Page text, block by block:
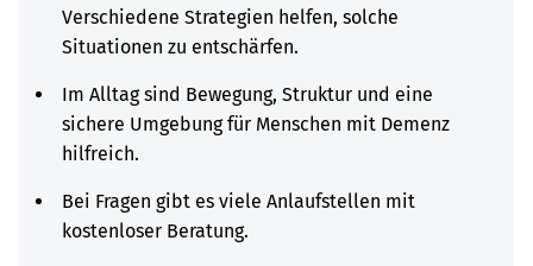
Verschiedene Strategien helfen, solche
Situationen zu entschärfen.
Im Alltag sind Bewegung, Struktur und eine
sichere Umgebung für Menschen mit Demenz
hilfreich.
Bei Fragen gibt es viele Anlaufstellen mit
kostenloser Beratung.